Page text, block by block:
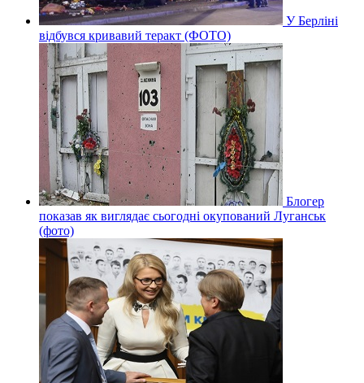
У Берліні
відбувся кривавий теракт (ФОТО)
Блогер
показав як виглядає сьогодні окупований Луганськ
(фото)